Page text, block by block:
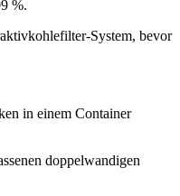
%.
System, bevor
in einem Container
doppelwandigen